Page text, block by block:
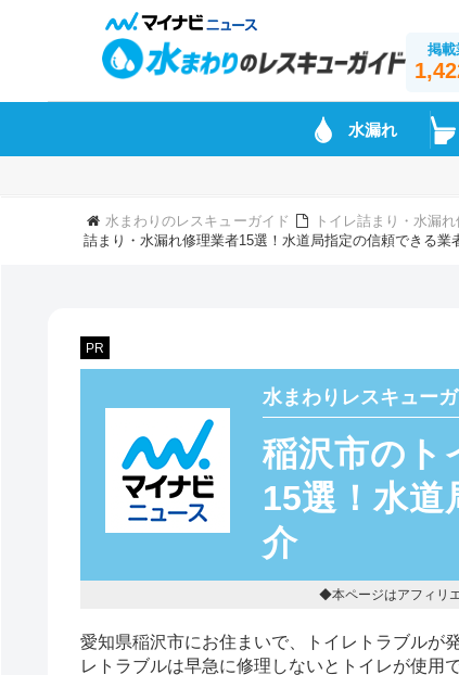
掲載
水漏れ
水まわりのレスキューガイド トイレ詰まり・水漏
詰まり・水漏れ修理業者15選！水道局指定の信頼できる業
PR
水まわりレスキュー
稲沢市のト
15選！水道
介
◆本ページはアフィリ
愛知県稲沢市にお住まいで、トイレトラブルが
レトラブルは早急に修理しないとトイレが使用